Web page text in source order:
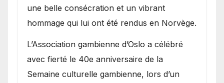
une belle consécration et un vibrant
hommage qui lui ont été rendus en Norvège.
​L’Association gambienne d’Oslo a célébré
avec fierté le 40e anniversaire de la
Semaine culturelle gambienne, lors d’un